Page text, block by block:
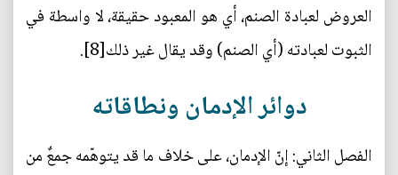
العروض لعبادة الصنم، أي هو المعبود حقيقة، لا واسطة في
الثبوت لعبادته (أي الصنم) وقد يقال غير ذلك[8].
دوائر الإدمان ونطاقاته
الفصل الثاني: إنّ الإدمان، على خلاف ما قد يتوهّمه جمعٌ من